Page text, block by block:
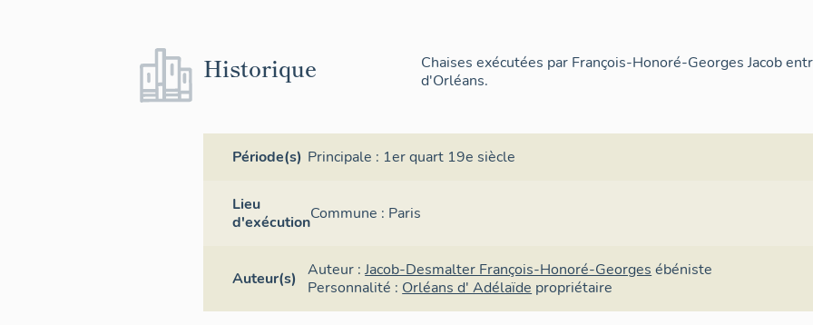
Historique
Chaises exécutées par François-Honoré-Georges Jacob
d'Orléans.
Période(s) Principale : 1er quart 19e siècle
Lieu
d'exécutionCommune : Paris
Auteur(s) Auteur :Jacob-Desmalter François-Honoré-Georgesébéniste
Personnalité :Orléans d' Adélaïde propriétaire